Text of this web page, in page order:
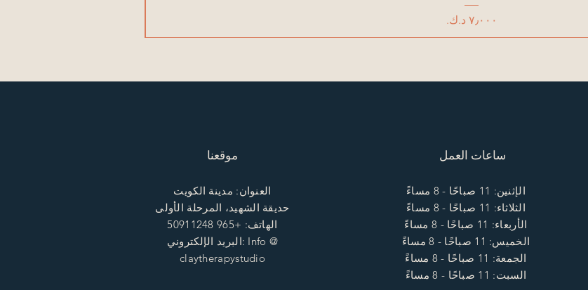
السعر
موقعنا
العنوان: مدينة الكويت
حديقة الشهيد، المرحلة الأولى
الهاتف: +965 50911248
البريد الإلكتروني: Info @
claytherapystudio
ساعات العمل
الإثنين: 11 صباحًا - 8 مساءً
الثلاثاء: 11 صباحًا - 8 مساءً
الأربعاء: 11 صباحًا - 8 مساءً
الخميس: 11 صباحًا - 8 مساءً
الجمعة: 11 صباحًا - 8 مساءً
السبت: 11 صباحًا - 8 مساءً